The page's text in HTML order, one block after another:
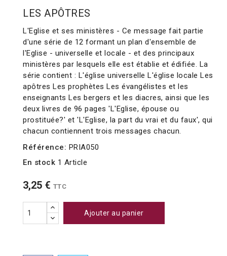
LES APÔTRES
L'Eglise et ses ministères - Ce message fait partie
d'une série de 12 formant un plan d'ensemble de
l'Eglise - universelle et locale - et des principaux
ministères par lesquels elle est établie et édifiée. La
série contient : L'église universelle L'église locale Les
apôtres Les prophètes Les évangélistes et les
enseignants Les bergers et les diacres, ainsi que les
deux livres de 96 pages 'L'Eglise, épouse ou
prostituée?' et 'L'Eglise, la part du vrai et du faux', qui
chacun contiennent trois messages chacun.
Référence: PRIA050
En stock 1 Article
3,25 € TTC
Ajouter au panier